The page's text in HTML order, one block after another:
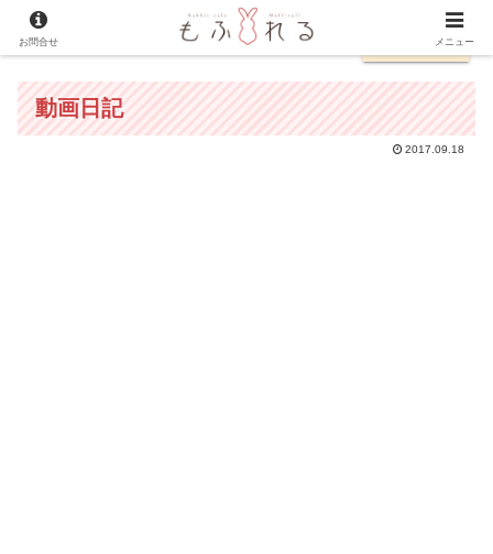
English
動画日記
2017.09.18
お問合せ メニュー